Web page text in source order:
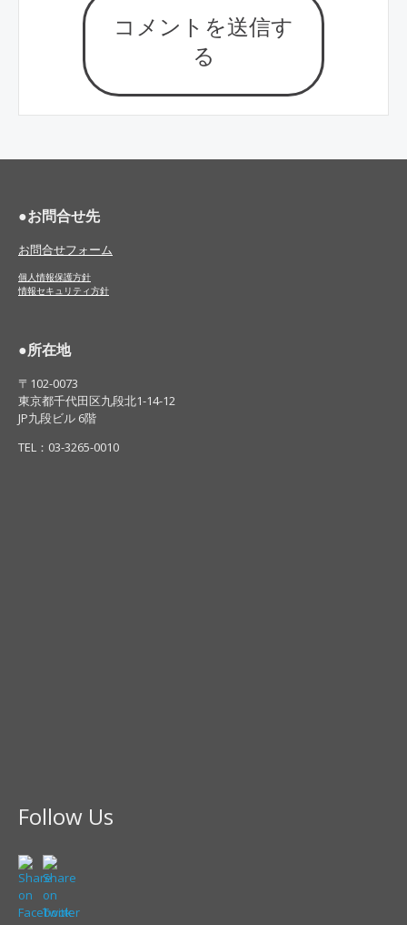
●お問合せ先
お問合せフォーム
個人情報保護方針
情報セキュリティ方針
●所在地
〒102-0073
東京都千代田区九段北1-14-12
JP九段ビル 6階
TEL：03-3265-0010
Follow Us